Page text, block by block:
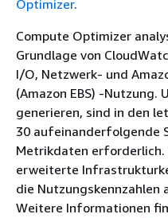
Optimizer.
Compute Optimizer
Grundlage von
I/O, Netzwerk- und
(Amazon EBS) -Nutzung.
generieren, sind in den
30 aufeinanderfolgende
Metrikdaten erforderlich.
erweiterte
die Nutzungskennzahlen
Weitere Informationen